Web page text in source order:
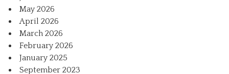
May 2026
April 2026
March 2026
February 2026
January 2025
September 2023